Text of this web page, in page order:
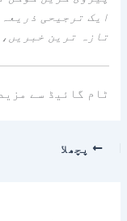
ایک ترجیحی
تازہ ترین
ٹام گائیڈ سے مزید
پچھلا